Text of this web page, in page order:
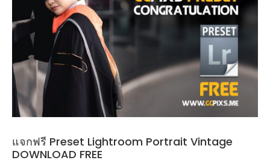
แจกฟรี Preset Lightroom Portrait Vintage
DOWNLOAD FREE